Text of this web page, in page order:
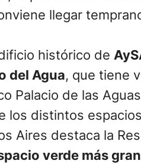
llegar
histórico de
del Agua, que tiene
Palacio de las
los distintos
Aires destaca la
verde más